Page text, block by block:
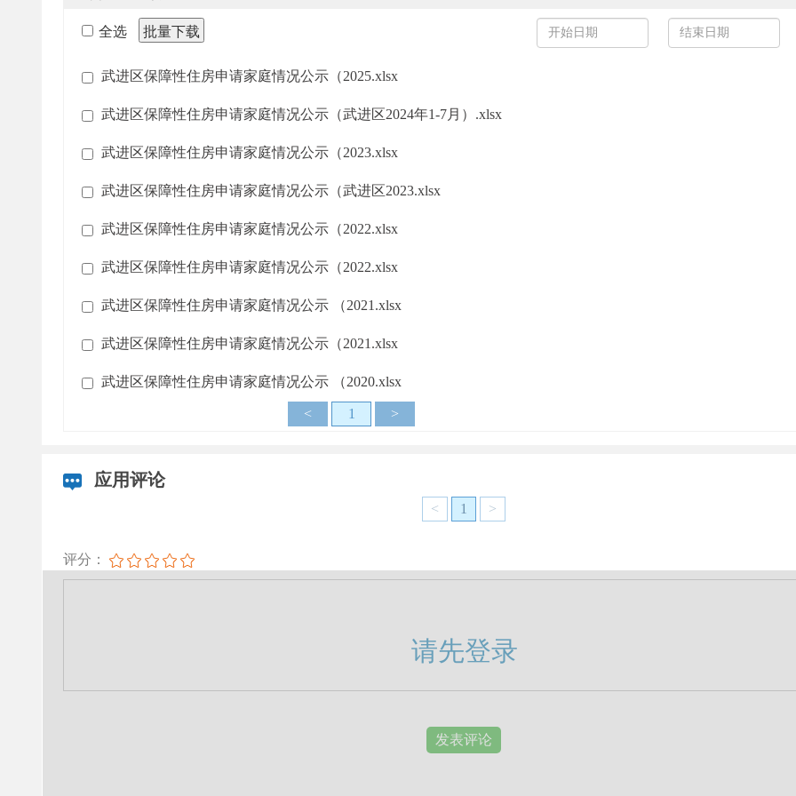
全选 批量下载
武进区保障性住房申请家庭情况公示（2025.xlsx
武进区保障性住房申请家庭情况公示（武进区2024年1-7月）.xlsx
武进区保障性住房申请家庭情况公示（2023.xlsx
武进区保障性住房申请家庭情况公示（武进区2023.xlsx
武进区保障性住房申请家庭情况公示（2022.xlsx
武进区保障性住房申请家庭情况公示（2022.xlsx
武进区保障性住房申请家庭情况公示 （2021.xlsx
武进区保障性住房申请家庭情况公示（2021.xlsx
武进区保障性住房申请家庭情况公示 （2020.xlsx
< 1 >
应用评论
< 1 >
请先登录
评分：